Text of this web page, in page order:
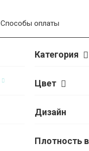
Категория
Цвет
Дизайн
Плотность
Способы оплаты